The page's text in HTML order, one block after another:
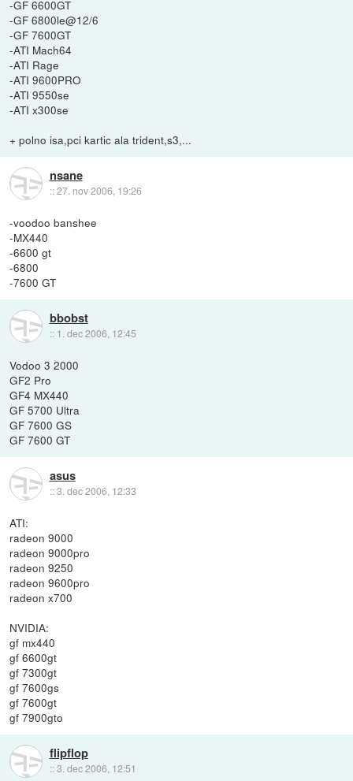
-GF 6600GT
-GF 6800le@12/6
-GF 7600GT
-ATI Mach64
-ATI Rage
-ATI 9600PRO
-ATI 9550se
-ATI x300se
+ polno isa,pci kartic ala trident,s3,...
nsane
::27. nov 2006, 19:26
-voodoo banshee
-MX440
-6600 gt
-6800
-7600 GT
bbobst
:: 1. dec 2006, 12:45
Vodoo 3 2000
GF2 Pro
GF4 MX440
GF 5700 Ultra
GF 7600 GS
GF 7600 GT
asus
::3. dec 2006, 12:33
ATI:
radeon 9000
radeon 9000pro
radeon 9250
radeon 9600pro
radeon x700
NVIDIA:
gf mx440
gf 6600gt
gf 7300gt
gf 7600gs
gf 7600gt
gf 7900gto
flipflop
::3. dec 2006, 12:51